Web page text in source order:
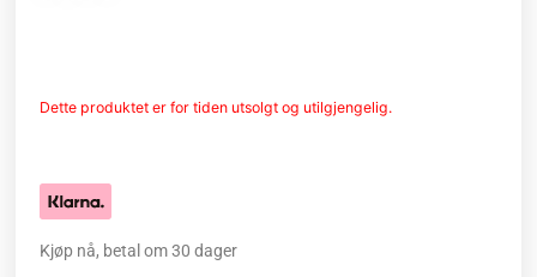
Dette produktet er for tiden utsolgt og utilgjengelig.
Kjøp nå, betal om 30 dager